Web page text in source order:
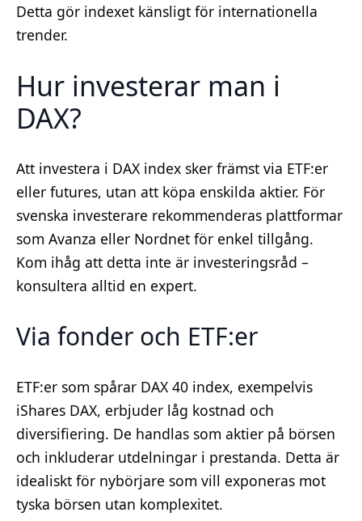
Detta gör indexet känsligt för internationella
trender.
Hur investerar man i
DAX?
Att investera i DAX index sker främst via ETF:er
eller futures, utan att köpa enskilda aktier. För
svenska investerare rekommenderas plattformar
som Avanza eller Nordnet för enkel tillgång.
Kom ihåg att detta inte är investeringsråd –
konsultera alltid en expert.
Via fonder och ETF:er
ETF:er som spårar DAX 40 index, exempelvis
iShares DAX, erbjuder låg kostnad och
diversifiering. De handlas som aktier på börsen
och inkluderar utdelningar i prestanda. Detta är
idealiskt för nybörjare som vill exponeras mot
tyska börsen utan komplexitet.